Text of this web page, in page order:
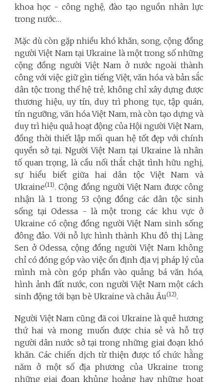
khoa học - công nghệ, đào tạo nguồn nhân lực
trong nước…
Mặc dù còn gặp nhiều khó khăn, song, cộng đồng
người Việt Nam tại Ukraine là một trong số những
cộng đồng người Việt Nam ở nước ngoài thành
công với việc giữ gìn tiếng Việt, văn hóa và bản sắc
dân tộc trong thế hệ trẻ, không chỉ xây dựng được
thương hiệu, uy tín, duy trì phong tục, tập quán,
tín ngưỡng, văn hóa Việt Nam, mà còn tạo dựng và
duy trì hiệu quả hoạt động của Hội người Việt Nam,
đồng thời thiết lập mối quan hệ tốt đẹp với chính
quyền sở tại. Người Việt Nam tại Ukraine là nhân
tố quan trọng, là cầu nối thắt chặt tình hữu nghị,
sự hiểu biết giữa hai dân tộc Việt Nam và
Ukraine(11). Cộng đồng người Việt Nam được công
nhận là 1 trong 53 cộng đồng các dân tộc sinh
sống tại Odessa - là một trong các khu vực ở
Ukraine có cộng đồng người Việt Nam sinh sống
đông đảo. Với nỗ lực hình thành Khu đô thị Làng
Sen ở Odessa, cộng đồng người Việt Nam không
chỉ có đóng góp vào việc ổn định địa vị pháp lý của
mình mà còn góp phần vào quảng bá văn hóa,
hình ảnh đất nước, con người Việt Nam một cách
sinh động tới bạn bè Ukraine và châu Âu(12).
Người Việt Nam cũng đã coi Ukraine là quê hương
thứ hai và mong muốn được chia sẻ và hỗ trợ
người dân nước sở tại trong những giai đoạn khó
khăn. Các chiến dịch từ thiện được tổ chức hằng
năm ở một số địa phương của Ukraine trong
những giai đoạn khủng hoảng hay những hoạt